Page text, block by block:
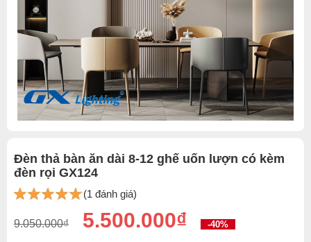
Đèn thả bàn ăn dài 8-12 ghế uốn lượn có kèm
đèn rọi GX124
(1 đánh giá)
9.050.000₫ 5.500.000₫ -40%